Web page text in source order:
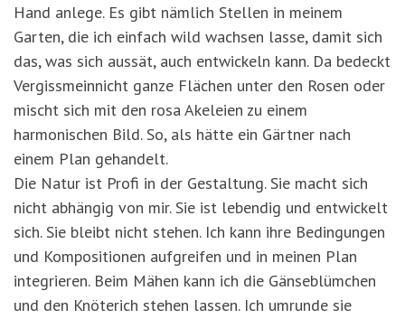
Hand anlege. Es gibt nämlich Stellen in meinem
Garten, die ich einfach wild wachsen lasse, damit sich
das, was sich aussät, auch entwickeln kann. Da bedeckt
Vergissmeinnicht ganze Flächen unter den Rosen oder
mischt sich mit den rosa Akeleien zu einem
harmonischen Bild. So, als hätte ein Gärtner nach
einem Plan gehandelt.
Die Natur ist Profi in der Gestaltung. Sie macht sich
nicht abhängig von mir. Sie ist lebendig und entwickelt
sich. Sie bleibt nicht stehen. Ich kann ihre Bedingungen
und Kompositionen aufgreifen und in meinen Plan
integrieren. Beim Mähen kann ich die Gänseblümchen
und den Knöterich stehen lassen. Ich umrunde sie